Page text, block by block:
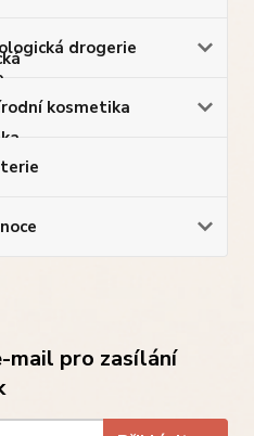
drogerie
kosmetika
mail pro zasílání